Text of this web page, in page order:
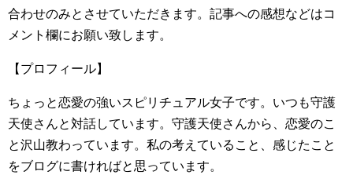
合わせのみとさせていただきます。記事への感想などはコ
メント欄にお願い致します。
【プロフィール】
ちょっと恋愛の強いスピリチュアル女子です。いつも守護
天使さんと対話しています。守護天使さんから、恋愛のこ
と沢山教わっています。私の考えていること、感じたこと
をブログに書ければと思っています。